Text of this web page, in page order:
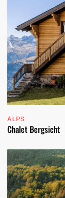
ALPS
Chalet Bergsicht